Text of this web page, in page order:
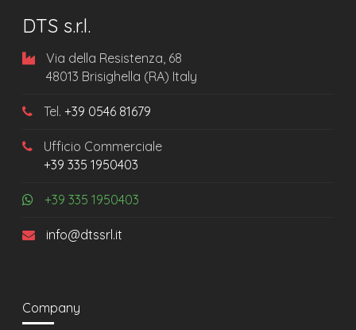
DTS s.r.l.
Via della Resistenza, 68
48013 Brisighella (RA) Italy
Tel.+39 0546 81679
Ufficio Commerciale
+39 335 1950403
+39 335 1950403
info@dtssrl.it
Company